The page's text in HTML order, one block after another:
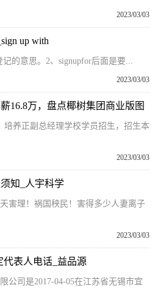
2023/03/03
up with
是with,这里是在 处登记的意思。2、signupfor后面是要...
2023/03/03
16.8万，盘点椰树集团商业版图
培养正副总经理学校学员招生，招生本
2023/03/03
知_人宇科学
害理！祸国秧民！害得多少人妻离子
2023/03/03
表人电话_益品源
公司是2017-04-05在江苏省无锡市宜